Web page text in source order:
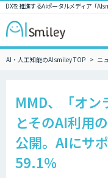
DXを推進するAIポータルメディア「
AI・人工知能のAIsmiley TOP ニ
MMD、「オン
とそのAI利用
公開。AIにサ
59.1％